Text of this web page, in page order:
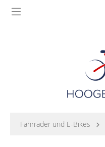
Fahrräder und E-Bikes